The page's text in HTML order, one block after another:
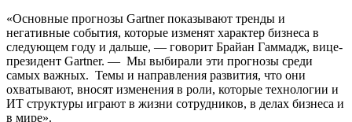
«Основные прогнозы Gartner показывают тренды и
негативные события, которые изменят характер бизнеса в
следующем году и дальше, — говорит Брайан Гаммадж, вице-
президент Gartner. — Мы выбирали эти прогнозы среди
самых важных. Темы и направления развития, что они
охватывают, вносят изменения в роли, которые технологии и
ИТ структуры играют в жизни сотрудников, в делах бизнеса и
в мире».